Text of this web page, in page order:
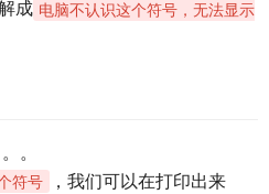
成 电脑不认识这个符号，无法显示
。
符号
，我们可以在打印出来